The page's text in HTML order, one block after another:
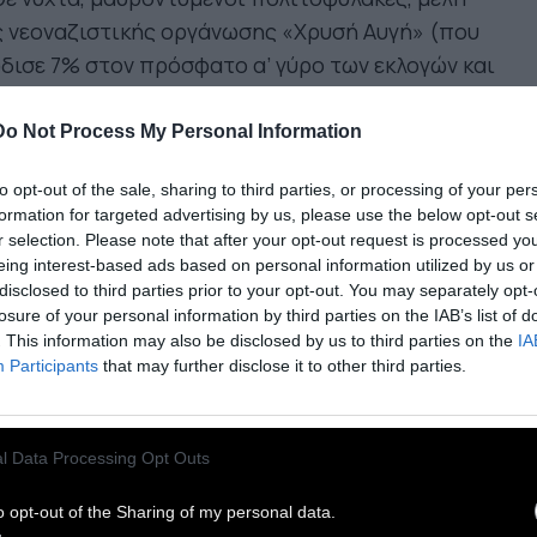
Not Process My Personal Information
opt-out of the sale, sharing to third parties, or processing of your
for targeted advertising by us, please use the below opt-out
selection. Please note that after your opt-out request is processed
interest-based ads based on personal information utilized by us
to third parties prior to your opt-out. You may separately
of your personal information by third parties on the IAB’s list of
This information may also be disclosed by us to third parties on the
Participants that may further disclose it to other third parties.
Data Processing Opt Outs
opt-out of the Sharing of my personal data.
νεοναζιστικής οργάνωσης «Χρυσή Αυγή» (που
7% στον πρόσφατο α’ γύρο των εκλογών και
περιπολούν στους δρόμους της
στο δρόμο τους: Αφγανούς, Πακιστανούς,
Ιδού πως προστατεύεται η ασφάλεια
Ευρώπης αυτήν την άνοιξη του 2012.
με αυτού του είδους την
του ευρωπαϊκού πολιτισμού από
περισσότερο τον πολιτισμό από κάθε
μουσουλμάνο. Με τέτοιους φίλους, η
δεν χρειάζεται εχθρούς . Εδώ κι εκατό